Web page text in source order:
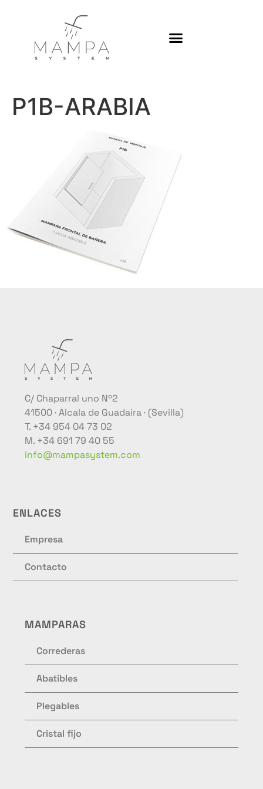
P1B-ARABIA
C/ Chaparral uno Nº2
41500 · Alcala de Guadaira · (Sevilla)
T. +34 954 04 73 02
M. +34 691 79 40 55
info@mampasystem.com
ENLACES
Empresa
Contacto
MAMPARAS
Correderas
Abatibles
Plegables
Cristal fijo